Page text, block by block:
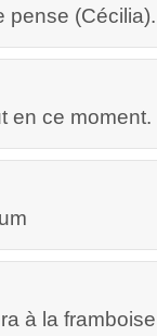
pense (Cécilia).
en ce moment.
à la